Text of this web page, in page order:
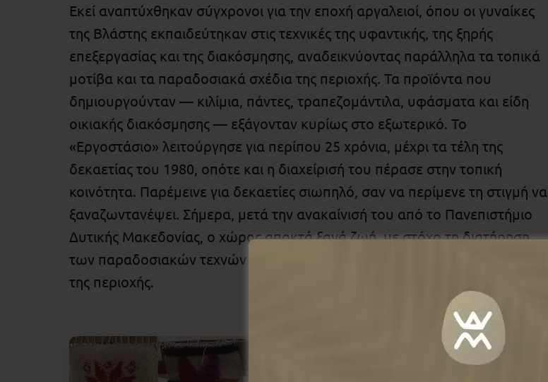
Εκεί αναπτύχθηκαν σύγχρονοι για την εποχή αργαλειοί, όπου οι γυναίκες
της Βλάστης εκπαιδεύτηκαν στις τεχνικές της υφαντικής, της ξηρής
επεξεργασίας και της διακόσμησης, αναδεικνύοντας παράλληλα τα τοπικά
μοτίβα και τα παραδοσιακά σχέδια της περιοχής. Τα προϊόντα που
δημιουργούνταν — κιλίμια, πάντες, τραπεζομάντιλα, υφάσματα και είδη
οικιακής διακόσμησης — εξάγονταν κυρίως στο εξωτερικό. Το
«Εργοστάσιο» λειτούργησε για περίπου 25 χρόνια, μέχρι τα τέλη της
δεκαετίας του 1980, οπότε και η διαχείρισή του πέρασε στην τοπική
κοινότητα. Παρέμεινε για δεκαετίες σιωπηλό, σαν να περίμενε τη στιγμή να
ξαναζωντανέψει. Σήμερα, μετά την ανακαίνισή του από το Πανεπιστήμιο
Δυτικής Μακεδονίας, ο χώρος αποκτά ξανά ζωή, με στόχο τη διατήρηση
των παραδοσιακών τεχνών και την ανάδειξη της πολιτιστικής κληρονομιάς
της περιοχής.